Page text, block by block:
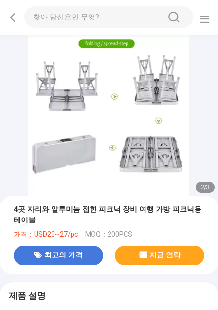
2/3
4곳 자리와 알루미늄 접힌 피크닉 장비 여행 가방 피크닉용
테이블
가격：USD23~27/pc MOQ：200PCS
최고의 가격 지금 연락
제품 설명